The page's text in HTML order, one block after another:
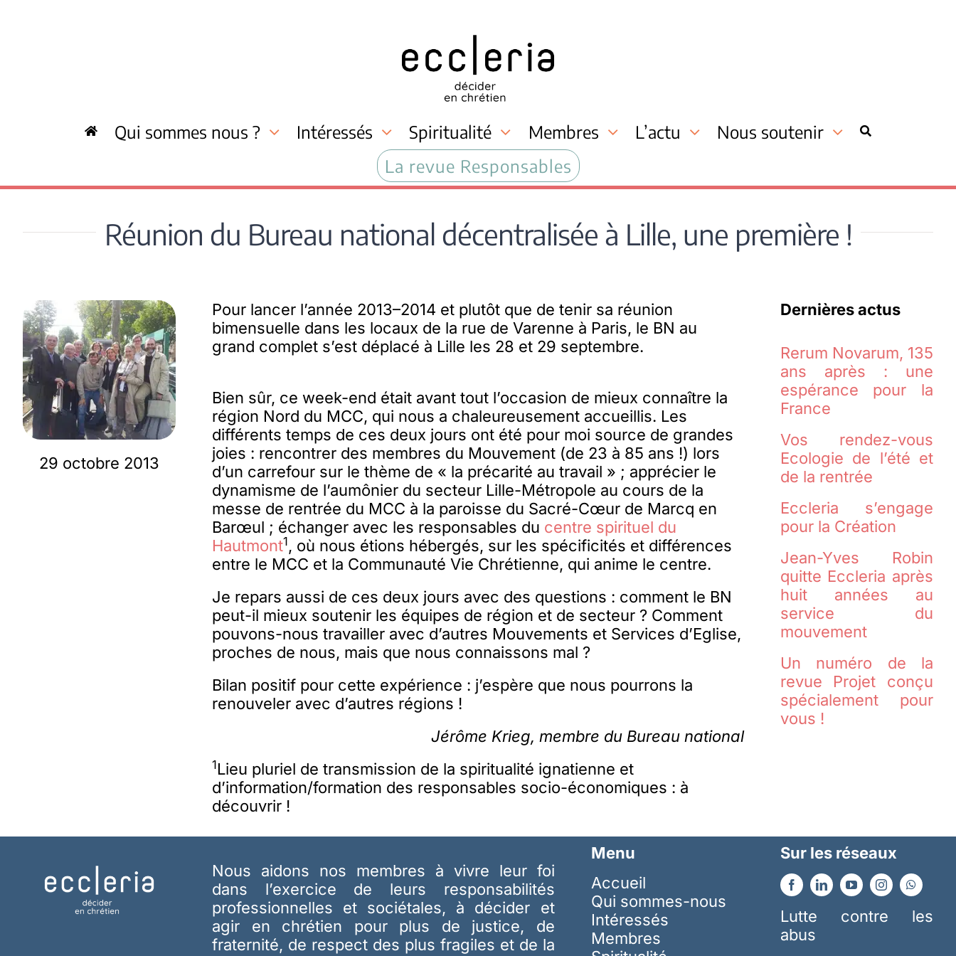
Qui sommes nous ? Intéressés Spiritualité Membres L’actu
Nous soutenir
La revue Responsables
Réunion du Bureau national décentralisée à Lille, une première !
29 octobre 2013
Pour lancer l’année 2013–2014 et plutôt que de tenir sa réunion
bimensuelle dans les locaux de la rue de Varenne à Paris, le BN au
grand complet s’est déplacé à Lille les 28 et 29 septembre.
Bien sûr, ce week-end était avant tout l’occasion de mieux connaître la
région Nord du MCC, qui nous a chaleureusement accueillis. Les
différents temps de ces deux jours ont été pour moi source de grandes
joies : rencontrer des membres du Mouvement (de 23 à 85 ans !) lors
d’un carrefour sur le thème de « la précarité au travail » ; apprécier le
dynamisme de l’aumônier du secteur Lille-Métropole au cours de la
messe de rentrée du MCC à la paroisse du Sacré-Cœur de Marcq en
Barœul ; échanger avec les responsables du centre spirituel du
Hautmont1, où nous étions hébergés, sur les spécificités et différences
entre le MCC et la Communauté Vie Chrétienne, qui anime le centre.
Je repars aussi de ces deux jours avec des questions : comment le BN
peut-il mieux soutenir les équipes de région et de secteur ? Comment
pouvons-nous travailler avec d’autres Mouvements et Services d’Eglise,
proches de nous, mais que nous connaissons mal ?
Bilan positif pour cette expérience : j’espère que nous pourrons la
renouveler avec d’autres régions !
Jérôme Krieg, membre du Bureau national
1Lieu pluriel de transmission de la spiritualité ignatienne et
d’information/formation des responsables socio-économiques : à
découvrir !
Dernières actus
Rerum Novarum, 135
ans après : une
espérance pour la
France
Vos rendez-vous
Ecologie de l’été et
de la rentrée
Eccleria s’engage
pour la Création
Jean-Yves Robin
quitte Eccleria après
huit années au
service du
mouvement
Un numéro de la
revue Projet conçu
spécialement pour
vous !
Nous aidons nos membres à vivre leur foi
dans l’exercice de leurs responsabilités
professionnelles et sociétales, à décider et
agir en chrétien pour plus de justice, de
fraternité, de respect des plus fragiles et de la
Menu
Accueil
Qui sommes-nous
Intéressés
Membres
Sur les réseaux
Lutte contre les
abus